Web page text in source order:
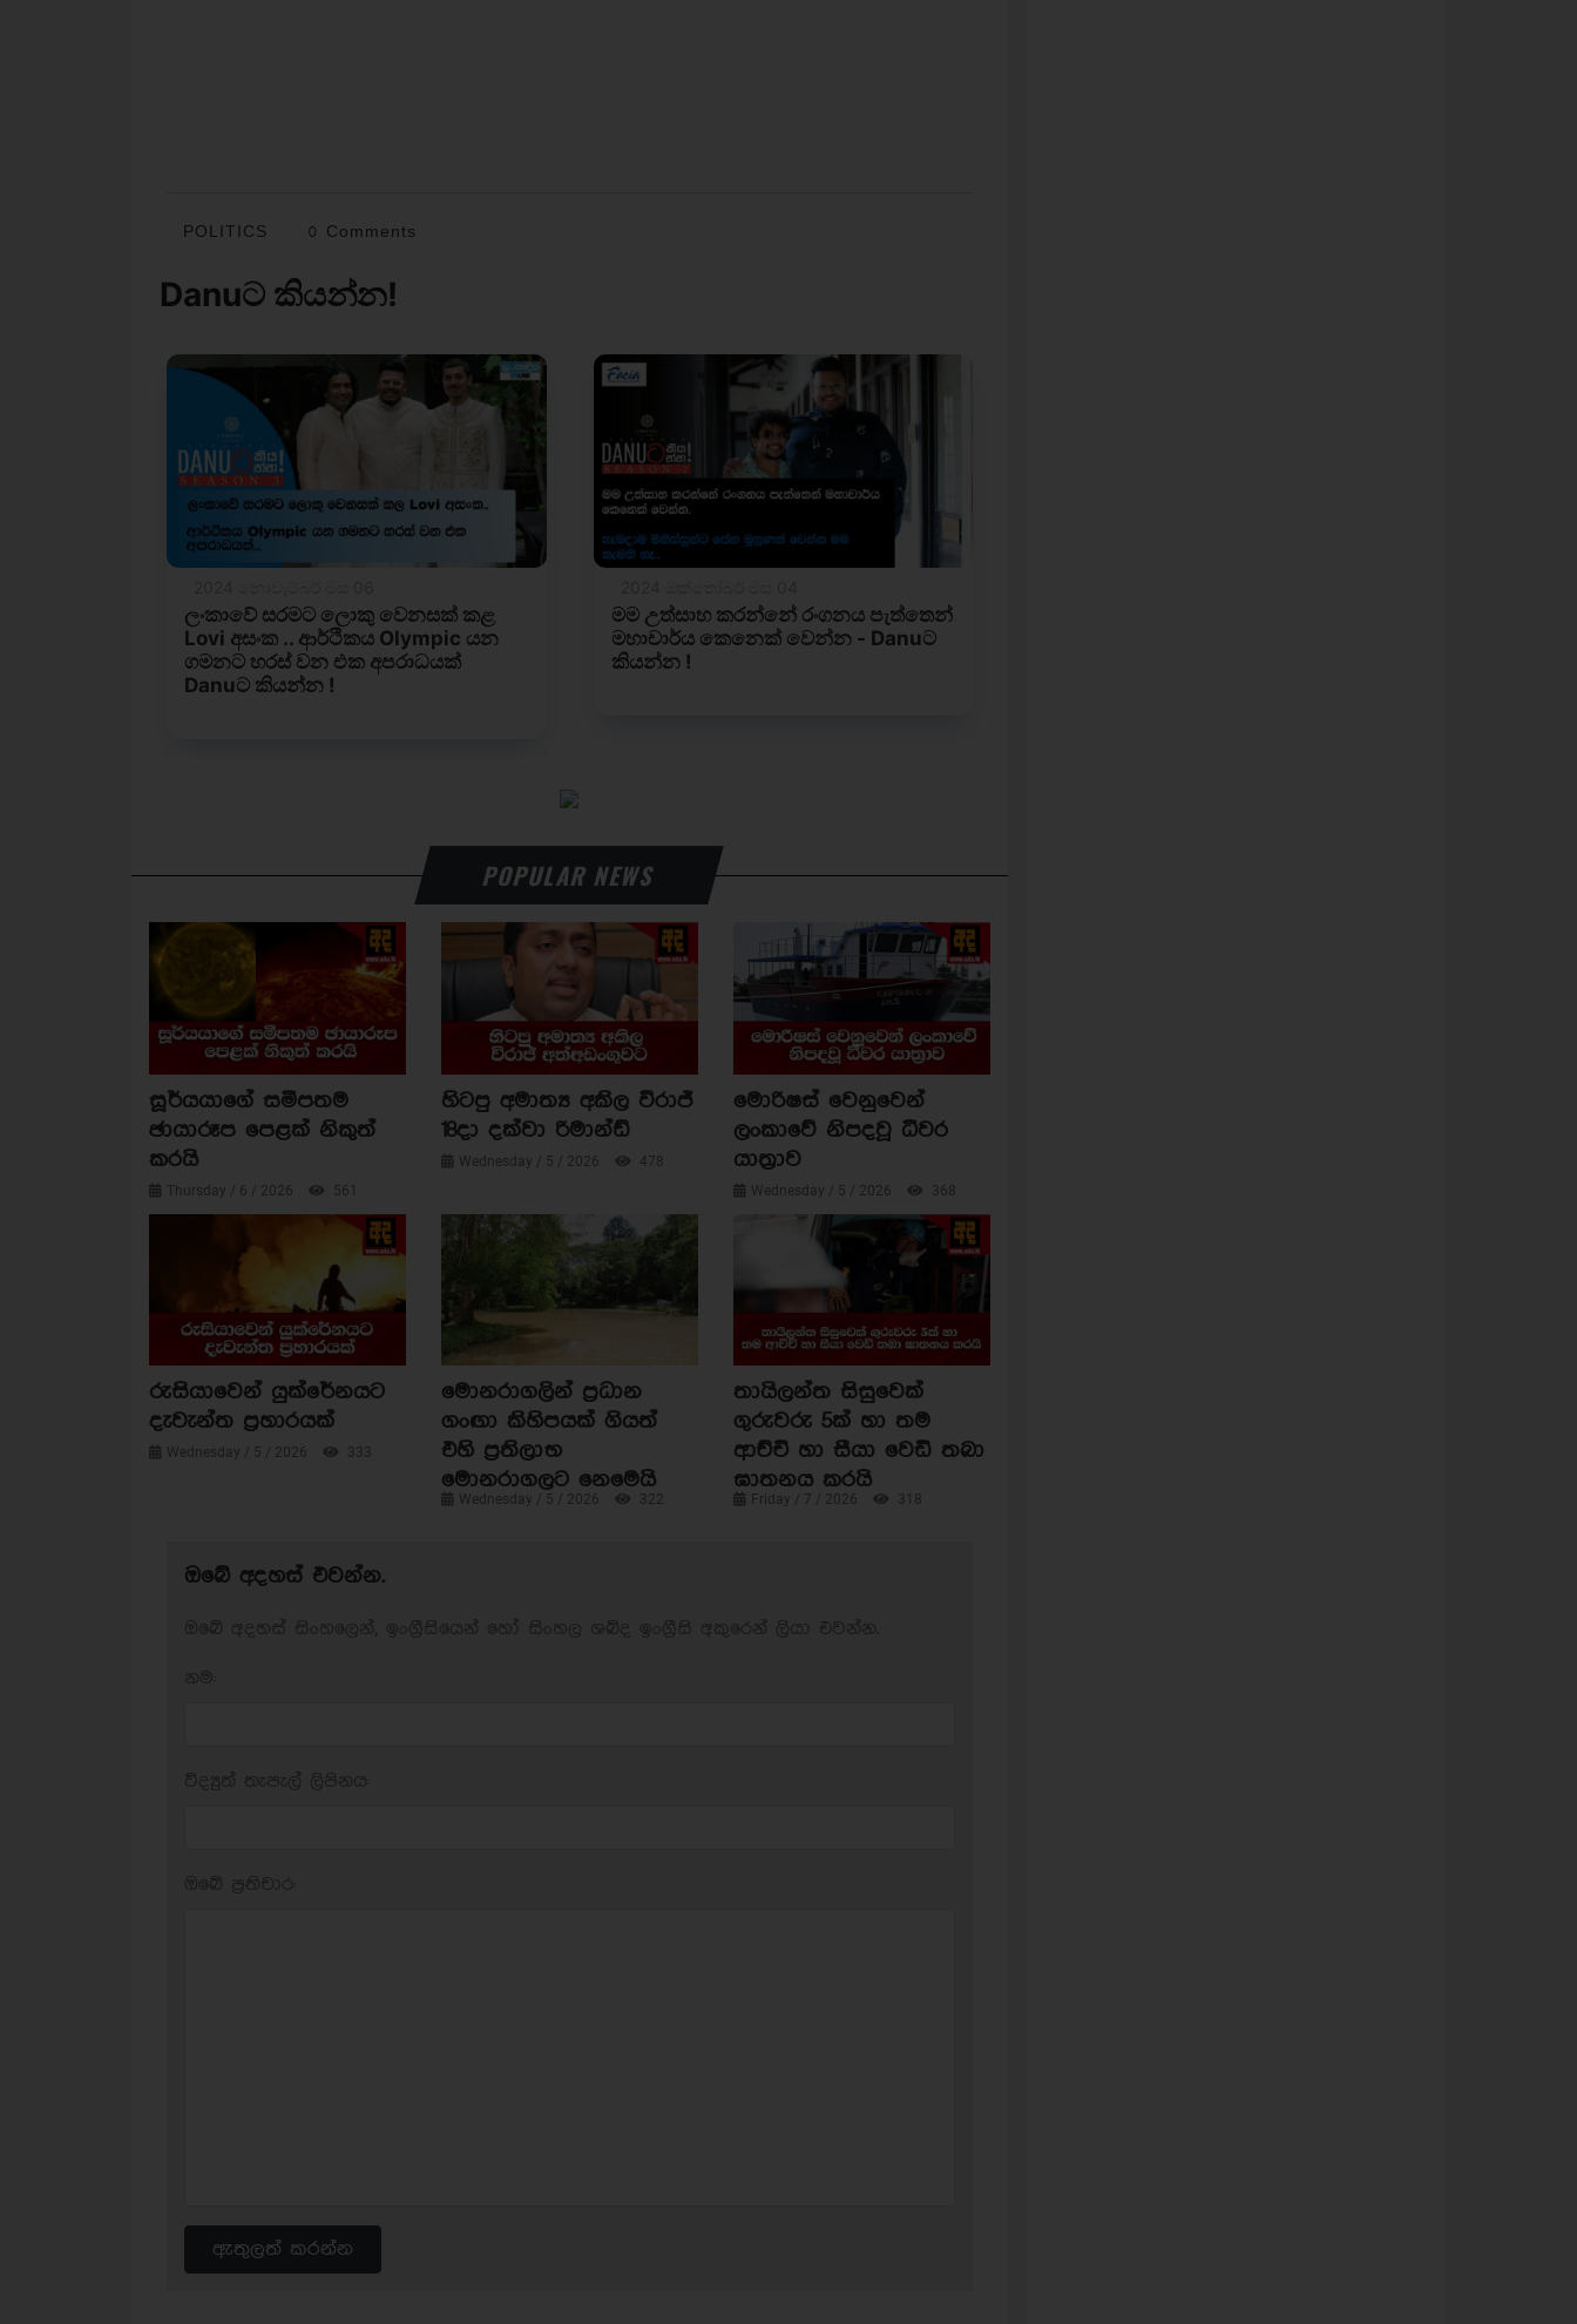
POLITICS 0 Comments
POPULAR NEWS
සූර්යයාගේ සමීපතම
ඡායාරූප පෙළක් නිකුත්
කරයි
Thursday / 6 / 2026 561
හිටපු අමාත්‍ය අකිල විරාජ්
18දා දක්වා රිමාන්ඩ්
Wednesday / 5 / 2026 478
මොරිෂස් වෙනුවෙන්
ලංකාවේ නිපදවූ ධීවර
යාත්‍රාව
Wednesday / 5 / 2026 368
රුසියාවෙන් යුක්රේනයට
දැවැන්ත ප්‍රහාරයක්
Wednesday / 5 / 2026 333
මොනරාගලින් ප්‍රධාන
ගංඟා කිහිපයක් ගියත්
එහි ප්‍රතිලාභ
මොනරාගලට නෙමෙයි
Wednesday / 5 / 2026 322
තායිලන්ත සිසුවෙක්
ගුරුවරු 5ක් හා තම
ආච්චි හා සීයා වෙඩි තබා
ඝාතනය කරයි
Friday / 7 / 2026 318
ඔබේ අදහස් එවන්න.
ඇතුලත් කරන්න